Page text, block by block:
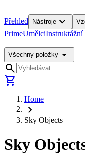
Přehled Nástroje expand_more
PrimeUmělciInstruktážní
Všechny položky arrow_drop_down
search
shopping_cart
Home
chevron_right
Sky Objects
Sky